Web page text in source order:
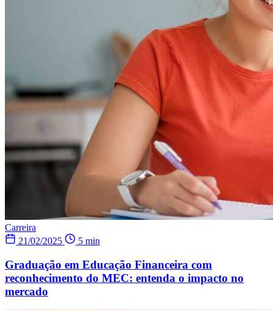
Carreira
21/02/2025
5 min
Graduação em Educação Financeira com
reconhecimento do MEC: entenda o impacto no
mercado